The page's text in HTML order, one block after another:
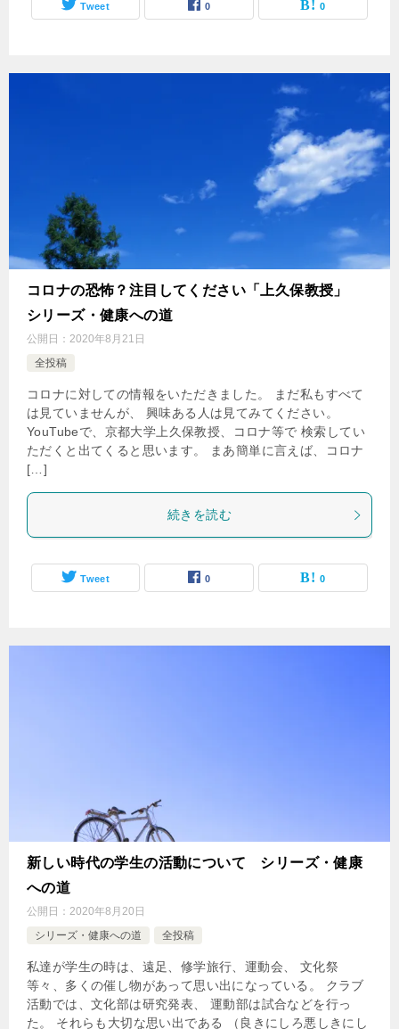
Tweet 0 0
コロナの恐怖？注目してください「上久保教授」
シリーズ・健康への道
公開日： 2020年8月21日
全投稿
コロナに対しての情報をいただきました。 まだ私もすべて
は見ていませんが、 興味ある人は見てみてください。
YouTubeで、京都大学上久保教授、コロナ等で 検索してい
ただくと出てくると思います。 まあ簡単に言えば、コロナ
[…]
続きを読む
Tweet 0 0
新しい時代の学生の活動について シリーズ・健康
への道
公開日： 2020年8月20日
シリーズ・健康への道
全投稿
私達が学生の時は、遠足、修学旅行、運動会、 文化祭
等々、多くの催し物があって思い出になっている。 クラブ
活動では、文化部は研究発表、 運動部は試合などを行っ
た。 それらも大切な思い出である （良きにしろ悪しきにし